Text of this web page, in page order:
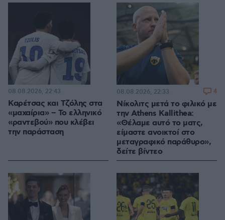
Καρέτσας και Τζόλης στα
«μαχαίρια» – Το ελληνικό
«ραντεβού» που κλέβει
την παράσταση
08.08.2026, 22:43
Νίκολιτς μετά το φιλικό με
την Athens Kallithea:
«Θέλαμε αυτό το ματς,
είμαστε ανοικτοί στο
μεταγραφικό παράθυρο»,
δείτε βίντεο
08.08.2026, 22:33 4